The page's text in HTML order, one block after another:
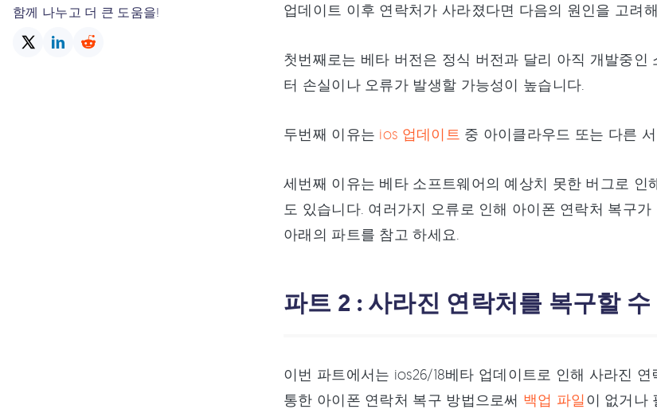
함께 나누고 더 큰 도움을!
업데이트 이후 연락처가 사라졌다면 다음의 원인을 고려
첫번째로는 베타 버전은 정식 버전과 달리 아직 개발중
터 손실이나 오류가 발생할 가능성이 높습니다.
두번째 이유는 ios 업데이트 중 아이클라우드 또는 다른
세번째 이유는 베타 소프트웨어의 예상치 못한 버그로
도 있습니다. 여러가지 오류로 인해 아이폰 연락처 복구
아래의 파트를 참고 하세요.
파트 2 : 사라진 연락처를 복구할
이번 파트에서는 ios26/18베타 업데이트로 인해 사라진
통한 아이폰 연락처 복구 방법으로써 백업 파일이 없거나